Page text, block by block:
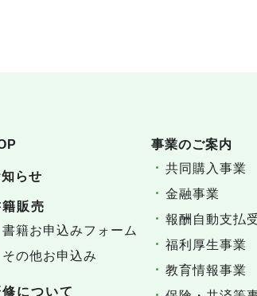
らせ
販売
書籍お申込みフォーム
その他お申込み
について
事業のご案内
共同購入事業
金融事業
報酬自動支払
福利厚生事業
教育情報事業